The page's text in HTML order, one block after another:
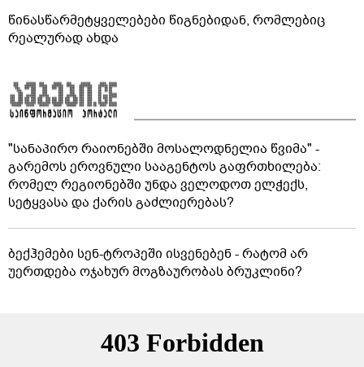
წინასწარმეტყველებები წიგნებიდან, რომლებიც
რეალურად ახდა
"სანაპირო რაიონებში მოსალოდნელია წვიმა" -
გარემოს ეროვნული სააგენტოს გაფრთხილება:
რომელ რეგიონებში უნდა ველოდოთ ელჭექს,
სეტყვასა და ქარის გაძლიერებას?
ბექჰემები სენ-ტროპეში ისვენებენ - რატომ არ
უერთდება ოჯახურ მოგზაურობას ბრუკლინი?